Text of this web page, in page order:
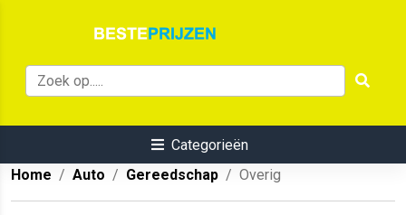
Categorieën
Home
Auto Gereedschap Overig